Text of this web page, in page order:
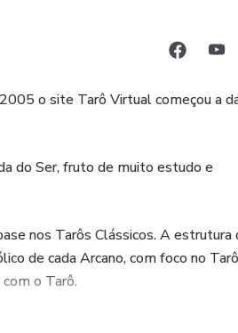
o site Tarô Virtual começou a
do Ser, fruto de muito estudo e
nos Tarôs Clássicos. A estrutura
de cada Arcano, com foco no
o Tarô.